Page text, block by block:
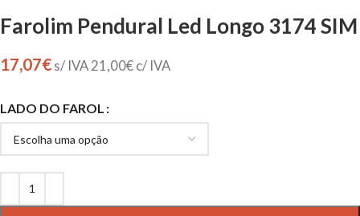
Farolim Pendural Led Longo 3174 SIM
17,07€ s/ IVA 21,00€ c/ IVA
LADO DO FAROL